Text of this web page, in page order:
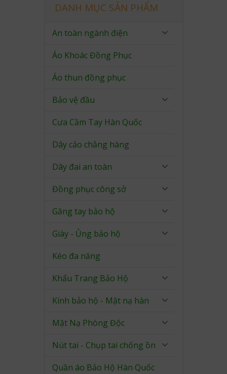
DANH MỤC SẢN PHẨM
An toàn ngành điện
Áo Khoác Đồng Phục
Áo thun đồng phục
Bảo vệ đầu
Cưa Cầm Tay Hàn Quốc
Dây cảo chằng hàng
Dây đai an toàn
Đồng phục công sở
Găng tay bảo hộ
Giày - Ủng bảo hộ
Kéo đa năng
Khẩu Trang Bảo Hộ
Kính bảo hộ - Mặt nạ hàn
Mặt Nạ Phòng Độc
Nút tai - Chụp tai chống ồn
Quần áo Bảo Hộ Hàn Quốc